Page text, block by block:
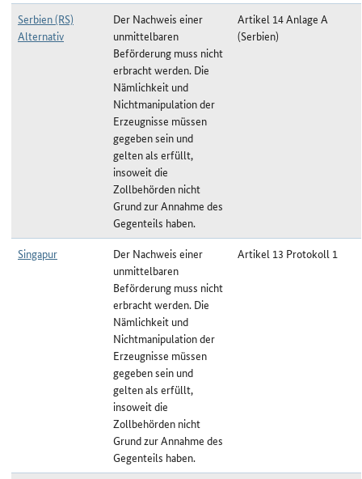
Serbien (RS)
Alternativ
Der Nachweis einer
unmittelbaren
Beförderung muss nicht
erbracht werden. Die
Nämlichkeit und
Nichtmanipulation der
Erzeugnisse müssen
gegeben sein und
gelten als erfüllt,
insoweit die
Zollbehörden nicht
Grund zur Annahme des
Gegenteils haben.
Artikel 14 Anlage A
(Serbien)
Singapur
Der Nachweis einer
unmittelbaren
Beförderung muss nicht
erbracht werden. Die
Nämlichkeit und
Nichtmanipulation der
Erzeugnisse müssen
gegeben sein und
gelten als erfüllt,
insoweit die
Zollbehörden nicht
Grund zur Annahme des
Gegenteils haben.
Artikel 13 Protokoll 1